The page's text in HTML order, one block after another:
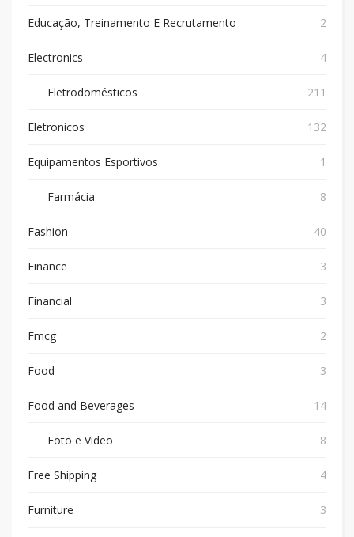
Educação, Treinamento E Recrutamento 2
Electronics 4
Eletrodomésticos 211
Eletronicos 132
Equipamentos Esportivos 1
Farmácia 8
Fashion 40
Finance 3
Financial 3
Fmcg 2
Food 3
Food and Beverages 14
Foto e Video 8
Free Shipping 4
Furniture 3